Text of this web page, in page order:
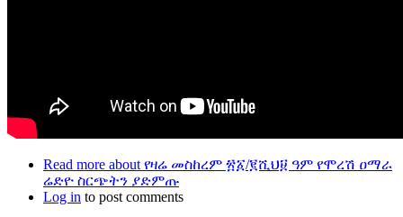
Read more about የዛሬ መስከረም ፳፩/፪ሺህ፱ ዓም የሞረሽ ዐማራ
ሬድዮ ስርጭትን ያድምጡ
Log in to post comments